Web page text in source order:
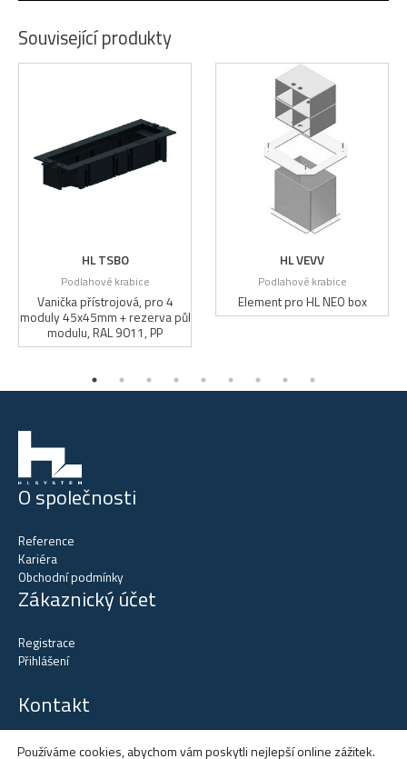
Související produkty
HL TSBO
Podlahové krabice
Vanička přístrojová, pro 4
moduly 45x45mm + rezerva půl
modulu, RAL 9011, PP
HL VEVV
Podlahové krabice
Element pro HL NEO box
O společnosti
Reference
Kariéra
Obchodní podmínky
Zákaznický účet
Registrace
Přihlášení
Kontakt
tel.+420 602 515 523
Používáme cookies, abychom vám poskytli nejlepší online zážitek.